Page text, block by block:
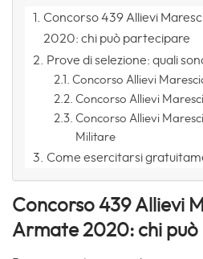
Concorso 439 Allievi
2020: chi può partecipare
Prove di selezione: quali
Concorso Allievi
Concorso Allievi
Concorso Allievi
Militare
Come esercitarsi
Concorso 439 Allievi
Armate 2020: chi